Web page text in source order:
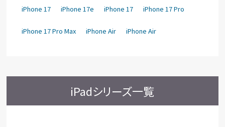
iPhone 17 iPhone 17e iPhone 17 iPhone 17 Pro
iPhone 17 Pro Max iPhone Air iPhone Air
iPadシリーズ一覧